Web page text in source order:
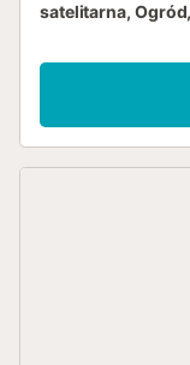
satelitarna,